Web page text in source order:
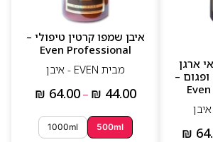
ארגן
–
₪
איבן שמפו קרטין טיפולי –
Even Professional
מבית EVEN - איבן
₪ 44.00
–
₪ 64.00
500ml
1000ml